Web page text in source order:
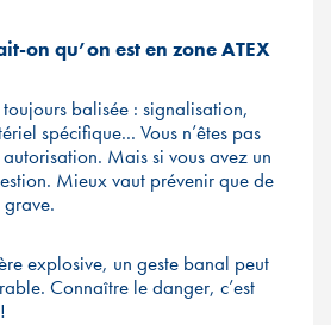
on qu’on est en zone ATEX
toujours balisée : signalisation,
spécifique... Vous n’êtes pas
autorisation. Mais si vous avez un
Mieux vaut prévenir que de
explosive, un geste banal peut
Connaître le danger, c’est